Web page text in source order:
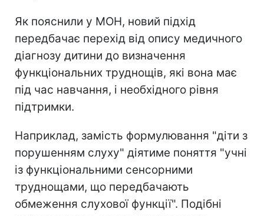
Як пояснили у МОН, новий підхід
передбачає перехід від опису медичного
діагнозу дитини до визначення
функціональних труднощів, які вона має
під час навчання, і необхідного рівня
підтримки.
Наприклад, замість формулювання "діти з
порушенням слуху" діятиме поняття "учні
із функціональними сенсорними
труднощами, що передбачають
обмеження слухової функції". Подібні